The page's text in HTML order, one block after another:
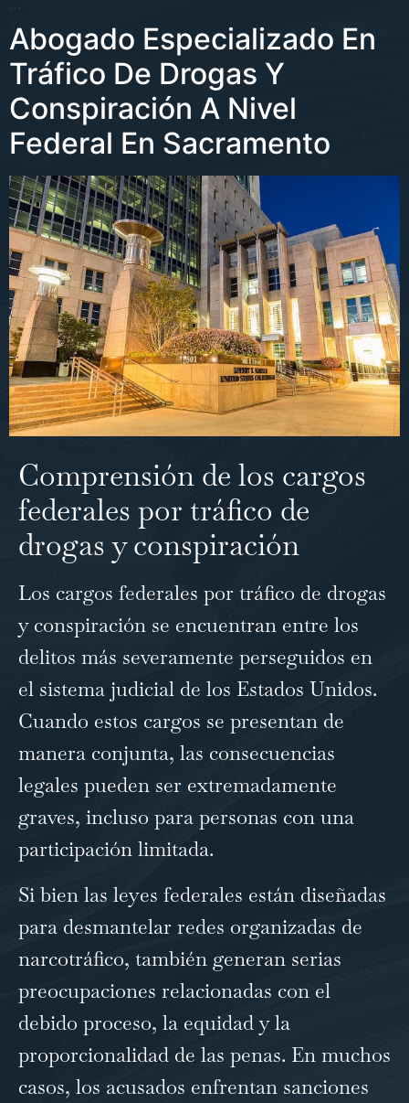
Abogado Especializado En
Tráfico De Drogas Y
Conspiración A Nivel
Federal En Sacramento
Comprensión de los cargos
federales por tráfico de
drogas y conspiración
Los cargos federales por tráfico de drogas
y conspiración se encuentran entre los
delitos más severamente perseguidos en
el sistema judicial de los Estados Unidos.
Cuando estos cargos se presentan de
manera conjunta, las consecuencias
legales pueden ser extremadamente
graves, incluso para personas con una
participación limitada.
Si bien las leyes federales están diseñadas
para desmantelar redes organizadas de
narcotráfico, también generan serias
preocupaciones relacionadas con el
debido proceso, la equidad y la
proporcionalidad de las penas. En muchos
casos, los acusados enfrentan sanciones